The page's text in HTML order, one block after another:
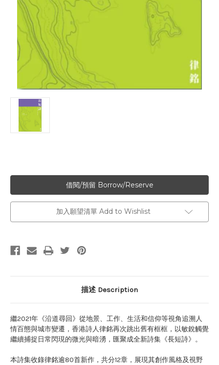
加入願望清單 Add to Wishlist
描述 Description
繼2021年《沿道尋回》從地景、工作、生活和信仰等視角追溯人
情百態與城市變遷，香港詩人律銘再次跳出舊有框框，以敏銳觸覺
繼續捕捉日常閃現的微光與暗湧，匯聚成全新詩集《長短詩》。
本詩集收錄律銘逾80首新作，共分12章，展現其創作風格及視野